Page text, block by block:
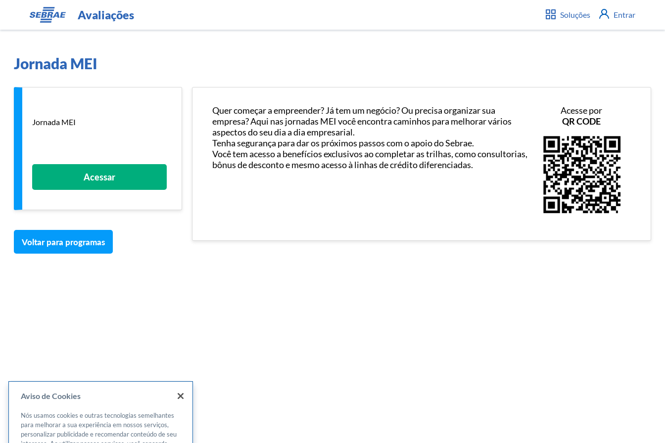
Avaliações Soluções Entrar
Jornada MEI
Jornada MEI
Acessar
Voltar para programas
Quer começar a empreender? Já tem um negócio? Ou precisa organizar sua
empresa? Aqui nas jornadas MEI você encontra caminhos para melhorar vários
aspectos do seu dia a dia empresarial.
Tenha segurança para dar os próximos passos com o apoio do Sebrae.
Você tem acesso a benefícios exclusivos ao completar as trilhas, como consultorias,
bônus de desconto e mesmo acesso à linhas de crédito diferenciadas.
Acesse por
QR CODE
Aviso de Cookies
Nós usamos cookies e outras tecnologias semelhantes
para melhorar a sua experiência em nossos serviços,
personalizar publicidade e recomendar conteúdo de seu